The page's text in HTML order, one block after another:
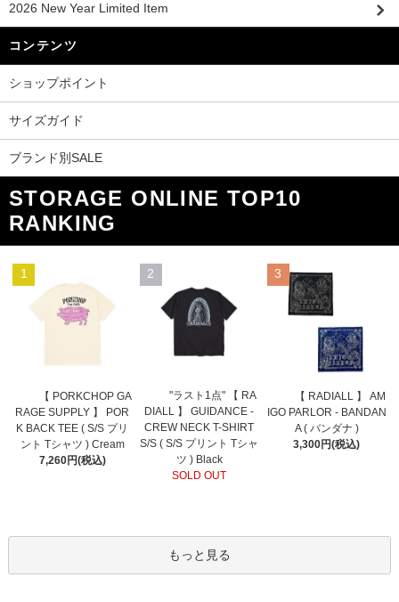
2026 New Year Limited Item
コンテンツ
ショップポイント
サイズガイド
ブランド別SALE
STORAGE ONLINE TOP10
RANKING
1
【 PORKCHOP GA
RAGE SUPPLY 】 POR
K BACK TEE ( S/S プリ
ント Tシャツ ) Cream
7,260円(税込)
2
"ラスト1点" 【 RA
DIALL 】 GUIDANCE -
CREW NECK T-SHIRT
S/S ( S/S プリント Tシャ
ツ ) Black
SOLD OUT
3
【 RADIALL 】 AM
IGO PARLOR - BANDAN
A ( バンダナ )
3,300円(税込)
もっと見る